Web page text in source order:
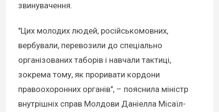
звинувачення.
"Цих молодих людей, російськомовних,
вербували, перевозили до спеціально
організованих таборів і навчали тактиці,
зокрема тому, як проривати кордони
правоохоронних органів", – пояснила міністр
внутрішніх справ Молдови Даніелла Місаїл-